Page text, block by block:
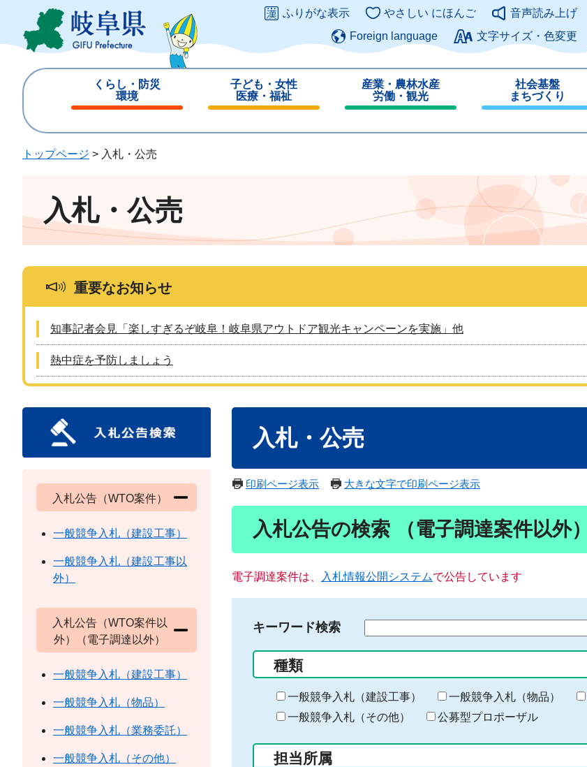
ジ
ュ
このページの本文へ
ふりがな表示 やさしい にほんご
音声読み上げ
Foreign language
文字サイズ・色変更
くらし・防災
環境
じ
子ども・女性
医療・福祉
じ
産業・農林水産
労働・観光
じ
社会基盤
まちづくり
じ
トップページ > 入札・公売
入札・公売
重要なお知らせ
知事記者会見「楽しすぎるぞ岐阜！岐阜県アウトドア観光キャンペーンを実施」他
熱中症を予防しましょう
入札・公売
印刷ページ表示 大きな文字で印刷ページ表示
入札公告の検索 （電子調達案件以外）
電子調達案件は、 入札情報公開システムで公告しています
キーワード検索
る
キ
ー
ー
種類
一般競争入札（建設工事） 一般競争入札（物品）
一般競争入札（その他）
公募型プロポーザル
担当所属
入札公告（WTO案件）
一般競争入札（建設工事）
一般競争入札（建設工事以
外）
入札公告（WTO案件以
外）（電子調達以外）
一般競争入札（建設工事）
一般競争入札（物品）
一般競争入札（業務委託）
一般競争入札（その他）